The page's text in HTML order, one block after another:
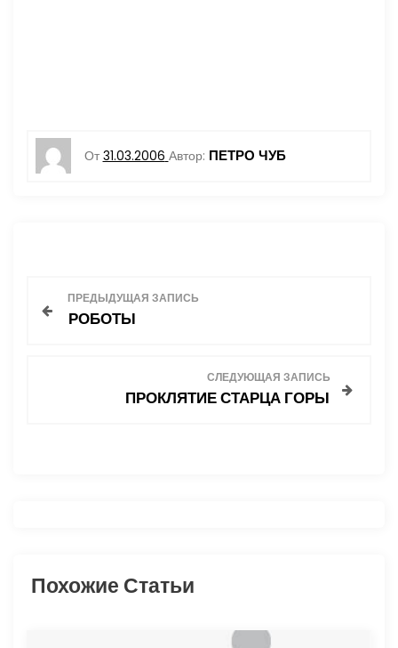
От 31.03.2006 Автор: ПЕТРО ЧУБ
и
ПРЕДЫДУЩАЯ ЗАПИСЬ
РОБОТЫ
СЛЕДУЮЩАЯ ЗАПИСЬ
ПРОКЛЯТИЕ СТАРЦА ГОРЫ
Похожие Статьи